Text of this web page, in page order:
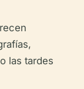
las tardes